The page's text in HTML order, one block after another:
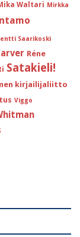
Waltari Mirkka
ntamo
Saarikoski
Réne
Satakieli!
kirjailijaliitto
Viggo